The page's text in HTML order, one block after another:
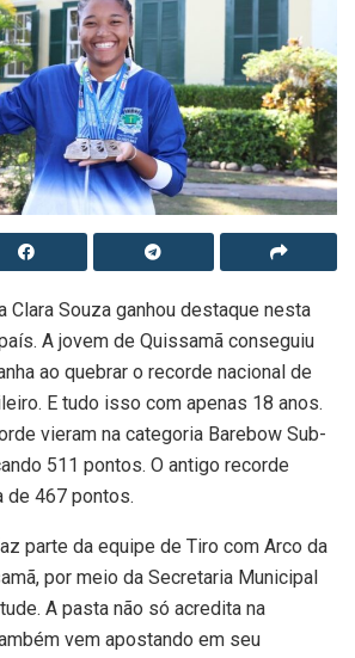
Clara Souza ganhou destaque nesta
A jovem de Quissamã conseguiu
ao quebrar o recorde nacional de
E tudo isso com apenas 18 anos.
vieram na categoria Barebow Sub-
511 pontos. O antigo recorde
de 467 pontos.
parte da equipe de Tiro com Arco da
por meio da Secretaria Municipal
A pasta não só acredita na
vem apostando em seu